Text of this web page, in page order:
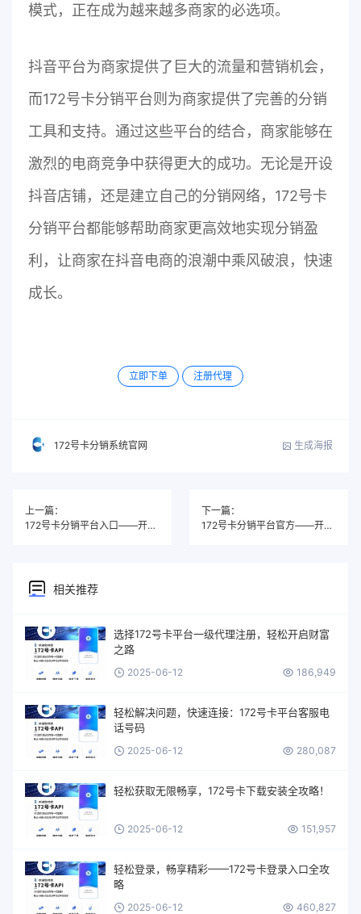
模式，正在成为越来越多商家的必选项。
抖音平台为商家提供了巨大的流量和营销机会，
而172号卡分销平台则为商家提供了完善的分销
工具和支持。通过这些平台的结合，商家能够在
激烈的电商竞争中获得更大的成功。无论是开设
抖音店铺，还是建立自己的分销网络，172号卡
分销平台都能够帮助商家更高效地实现分销盈
利，让商家在抖音电商的浪潮中乘风破浪，快速
成长。
立即下单 注册代理
172号卡分销系统官网 生成海报
上一篇：
172号卡分销平台入口——开启你的财富之门
下一篇：
172号卡分销平台官方——开启全新盈利时代
相关推荐
选择172号卡平台一级代理注册，轻松开启财富
之路
2025-06-12 186,949
轻松解决问题，快速连接：172号卡平台客服电
话号码
2025-06-12 280,087
轻松获取无限畅享，172号卡下载安装全攻略！
2025-06-12 151,957
轻松登录，畅享精彩——172号卡登录入口全攻
略
2025-06-12 460,827